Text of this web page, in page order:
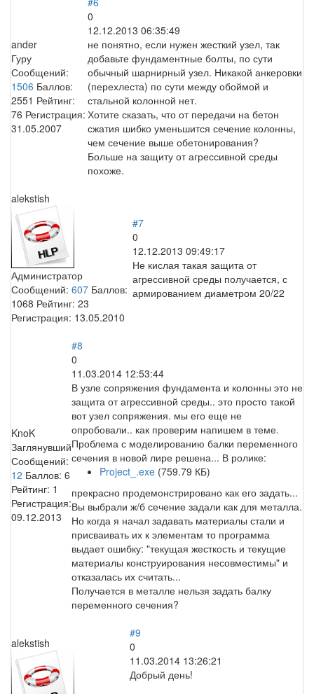
ander
Гуру
Сообщений:
1506 Баллов:
2551 Рейтинг:
76 Регистрация:
31.05.2007
0
12.12.2013 06:35:49
не понятно, если нужен жесткий узел, так
добавьте фундаментные болты, по сути
обычный шарнирный узел. Никакой анкеровки
(перехлеста) по сути между обоймой и
стальной колонной нет.
Хотите сказать, что от передачи на бетон
сжатия шибко уменьшится сечение колонны,
чем сечение выше обетонирования?
Больше на защиту от агрессивной среды
похоже.
alekstish
Администратор
Сообщений: 607 Баллов:
1068 Рейтинг: 23
Регистрация: 13.05.2010
#7
0
12.12.2013 09:49:17
Не кислая такая защита от
агрессивной среды получается, с
армированием диаметром 20/22
KnoK
Заглянувший
Сообщений:
12 Баллов: 6
Рейтинг: 1
Регистрация:
09.12.2013
#8
0
11.03.2014 12:53:44
В узле сопряжения фундамента и колонны это не
защита от агрессивной среды.. это просто такой
вот узел сопряжения. мы его еще не
опробовали.. как проверим напишем в теме.
Проблема с моделированию балки переменного
сечения в новой лире решена... В ролике:
Project_.exe (759.79 КБ)
прекрасно продемонстрировано как его задать...
Вы выбрали ж/б сечение задали как для металла.
Но когда я начал задавать материалы стали и
присваивать их к элементам то программа
выдает ошибку: "текущая жесткость и текущие
материалы конструирования несовместимы" и
отказалась их считать...
Получается в металле нельзя задать балку
переменного сечения?
alekstish
#9
0
11.03.2014 13:26:21
Добрый день!